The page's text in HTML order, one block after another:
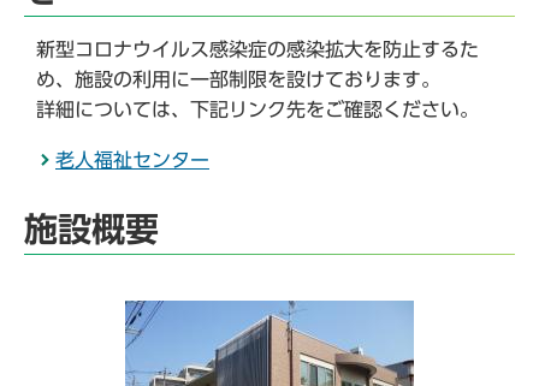
新型コロナウイルス感染症の感染拡大を防止するた
め、施設の利用に一部制限を設けております。
詳細については、下記リンク先をご確認ください。
老人福祉センター
施設概要